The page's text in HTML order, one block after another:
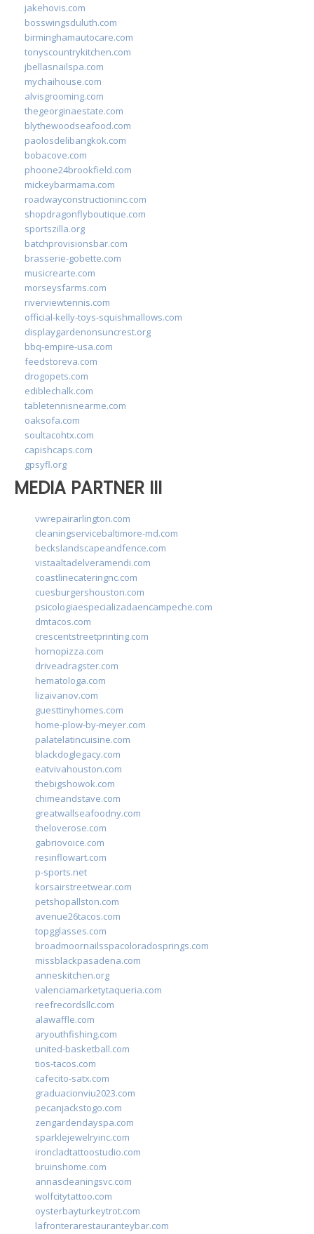
jakehovis.com
bosswingsduluth.com
birminghamautocare.com
tonyscountrykitchen.com
jbellasnailspa.com
mychaihouse.com
alvisgrooming.com
thegeorginaestate.com
blythewoodseafood.com
paolosdelibangkok.com
bobacove.com
phoone24brookfield.com
mickeybarmama.com
roadwayconstructioninc.com
shopdragonflyboutique.com
sportszilla.org
batchprovisionsbar.com
brasserie-gobette.com
musicrearte.com
morseysfarms.com
riverviewtennis.com
official-kelly-toys-squishmallows.com
displaygardenonsuncrest.org
bbq-empire-usa.com
feedstoreva.com
drogopets.com
ediblechalk.com
tabletennisnearme.com
oaksofa.com
soultacohtx.com
capishcaps.com
gpsyfl.org
MEDIA PARTNER III
vwrepairarlington.com
cleaningservicebaltimore-md.com
beckslandscapeandfence.com
vistaaltadelveramendi.com
coastlinecateringnc.com
cuesburgershouston.com
psicologiaespecializadaencampeche.com
dmtacos.com
crescentstreetprinting.com
hornopizza.com
driveadragster.com
hematologa.com
lizaivanov.com
guesttinyhomes.com
home-plow-by-meyer.com
palatelatincuisine.com
blackdoglegacy.com
eatvivahouston.com
thebigshowok.com
chimeandstave.com
greatwallseafoodny.com
theloverose.com
gabriovoice.com
resinflowart.com
p-sports.net
korsairstreetwear.com
petshopallston.com
avenue26tacos.com
topgglasses.com
broadmoornailsspacoloradosprings.com
missblackpasadena.com
anneskitchen.org
valenciamarketytaqueria.com
reefrecordsllc.com
alawaffle.com
aryouthfishing.com
united-basketball.com
tios-tacos.com
cafecito-satx.com
graduacionviu2023.com
pecanjackstogo.com
zengardendayspa.com
sparklejewelryinc.com
ironcladtattoostudio.com
bruinshome.com
annascleaningsvc.com
wolfcitytattoo.com
oysterbayturkeytrot.com
lafronterarestauranteybar.com